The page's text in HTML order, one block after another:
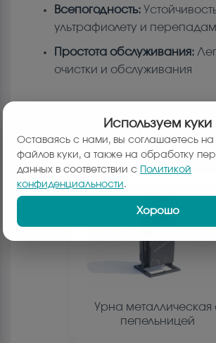
Всепогодность:
ультрафиолету и
Простота обслуживания:
очистки и обслуживания
ПОХОЖИЕ
Урна металлическая
пепельницей
Используем куки
Оставаясь с нами, вы соглашаетесь на
файлов куки, а также на обработку
данных в соответствии с Политикой
конфиденциальности.
Хорошо